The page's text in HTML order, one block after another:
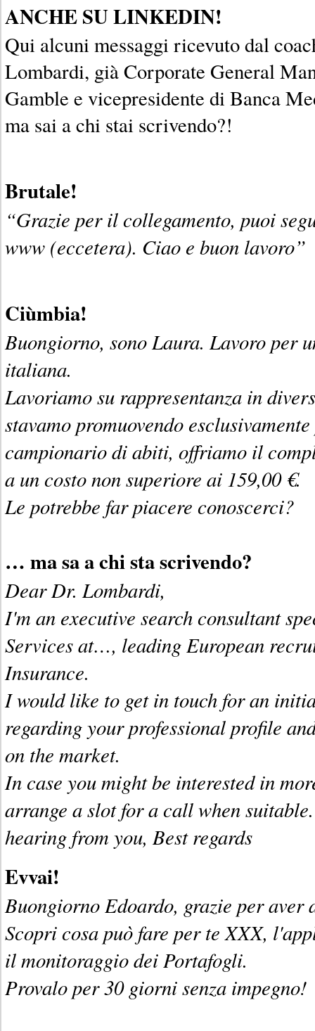
ANCHE SU LINKEDIN!
Qui alcuni messaggi ricevuto dal
Lombardi, già Corporate General
Gamble e vicepresidente di Banca
ma sai a chi stai scrivendo?!
Brutale!
“Grazie per il collegamento, puoi
www (eccetera). Ciao e buon lavoro”
Ciùmbia!
Buongiorno, sono Laura. Lavoro per
italiana.
Lavoriamo su rappresentanza in
stavamo promuovendo
campionario di abiti, offriamo il
a un costo non superiore ai 159,00 €.
Le potrebbe far piacere conoscerci?
… ma sa a chi sta scrivendo?
Dear Dr. Lombardi,
I'm an executive search consultant
Services at…, leading European
Insurance.
I would like to get in touch for an
regarding your professional profile
on the market.
In case you might be interested in
arrange a slot for a call when
hearing from you, Best regards
Evvai!
Buongiorno Edoardo, grazie per
Scopri cosa può fare per te XXX,
il monitoraggio dei Portafogli.
Provalo per 30 giorni senza impegno!